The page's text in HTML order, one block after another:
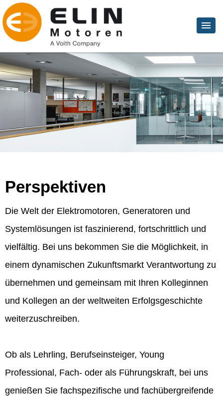
Perspektiven
Die Welt der Elektromotoren, Generatoren und
Systemlösungen ist faszinierend, fortschrittlich und
vielfältig. Bei uns bekommen Sie die Möglichkeit, in
einem dynamischen Zukunftsmarkt Verantwortung zu
übernehmen und gemeinsam mit Ihren Kolleginnen
und Kollegen an der weltweiten Erfolgsgeschichte
weiterzuschreiben.
Ob als Lehrling, Berufseinsteiger, Young
Professional, Fach- oder als Führungskraft, bei uns
genießen Sie fachspezifische und fachübergreifende